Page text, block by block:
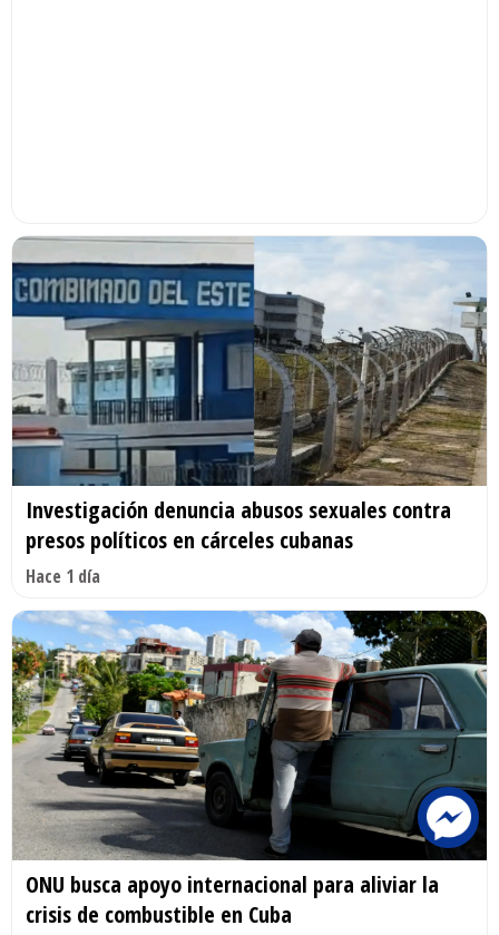
Investigación denuncia abusos sexuales contra
presos políticos en cárceles cubanas
Hace 1 día
ONU busca apoyo internacional para aliviar la
crisis de combustible en Cuba